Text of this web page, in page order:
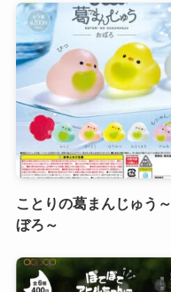
ことりの葛まんじゅう
ぼろ～